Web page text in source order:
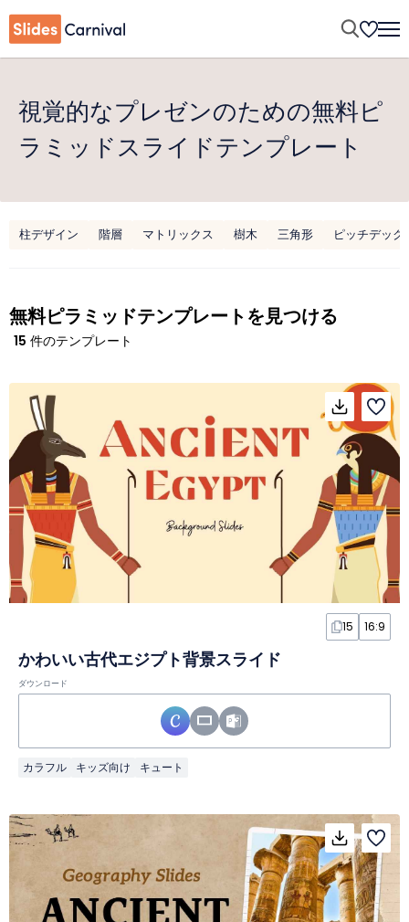
視覚的なプレゼンのための無料ピ
ラミッドスライドテンプレート
柱デザイン 階層 マトリックス 樹木 三角形 ピッチデック
無料ピラミッドテンプレートを見つける
15 件のテンプレート
15 16:9
かわいい古代エジプト背景スライド
ダウンロード
カラフル キッズ向け キュート